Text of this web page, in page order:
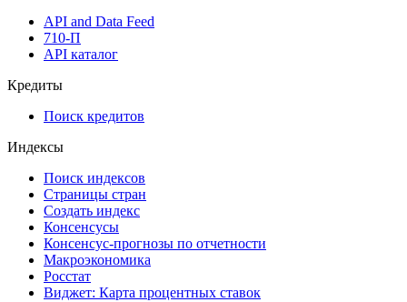
API and Data Feed
710-П
API каталог
Кредиты
Поиск кредитов
Индексы
Поиск индексов
Страницы стран
Создать индекс
Консенсусы
Консенсус-прогнозы по отчетности
Макроэкономика
Росстат
Виджет: Карта процентных ставок